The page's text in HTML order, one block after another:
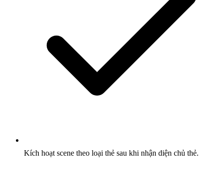
Kích hoạt scene theo loại thẻ sau khi nhận diện chủ thẻ.